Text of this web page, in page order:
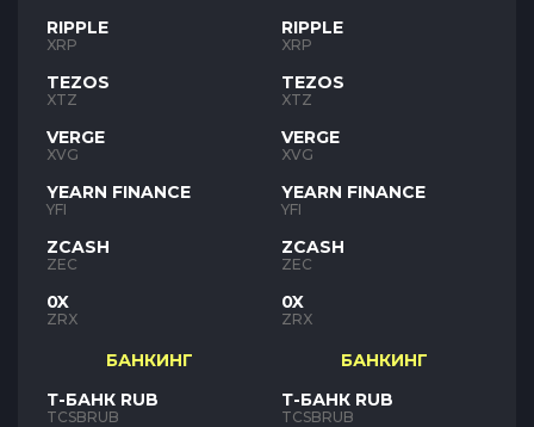
RIPPLE
XRP
TEZOS
XTZ
VERGE
XVG
YEARN FINANCE
YFI
ZCASH
ZEC
0X
ZRX
БАНКИНГ
Т-БАНК RUB
TCSBRUB
RIPPLE
XRP
TEZOS
XTZ
VERGE
XVG
YEARN FINANCE
YFI
ZCASH
ZEC
0X
ZRX
БАНКИНГ
Т-БАНК RUB
TCSBRUB